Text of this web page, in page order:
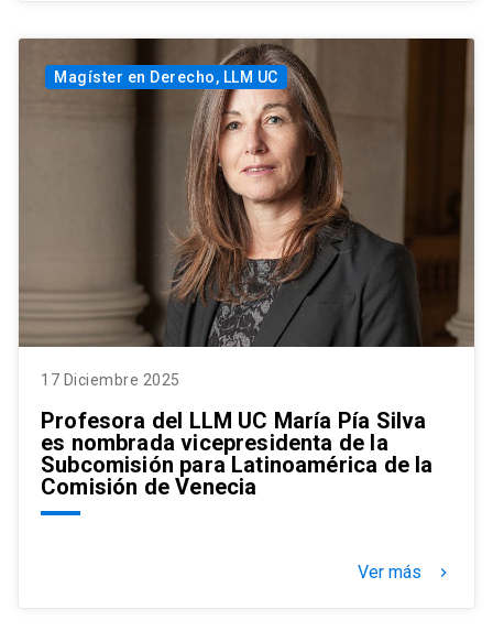
Magíster en Derecho, LLM UC
17 Diciembre 2025
Profesora del LLM UC María Pía Silva
es nombrada vicepresidenta de la
Subcomisión para Latinoamérica de la
Comisión de Venecia
Ver más keyboard_arrow_right